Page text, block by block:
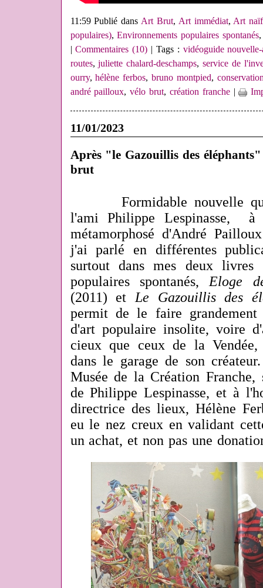
11:59 Publié dansArt Brut, Art immédiat,Art naïf
populaires),Environnements populaires spontanés
|Commentaires (10) | Tags : vidéoguide
routes,juliette chalard-deschamps,service de
ourry,hélène ferbos,bruno montpied,
andré pailloux,vélo brut, création franche|
11/01/2023
Après "le Gazouillis des
brut
Formidable nouvelle
l'ami Philippe Lespinasse,
métamorphosé d'André
j'ai parlé en différentes
surtout dans mes deux livres
populaires spontanés,Eloge
(2011) etLe Gazouillis des
permit de le faire grandement
d'art populaire insolite, voire
cieux que ceux de la
dans le garage de son
Musée de la Création
de Philippe Lespinasse, et à
directrice des lieux, Hélène
eu le nez creux en validant
un achat, et non pas une